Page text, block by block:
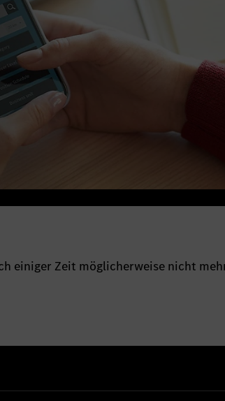
einiger Zeit möglicherweise nicht